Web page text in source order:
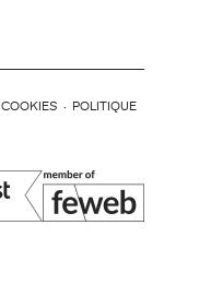
COOKIES · POLITIQUE